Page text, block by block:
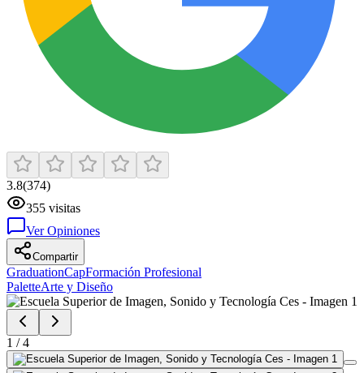
3.8(374)
355 visitas
Ver Opiniones
Compartir
GraduationCapFormación Profesional
PaletteArte y Diseño
1 /4